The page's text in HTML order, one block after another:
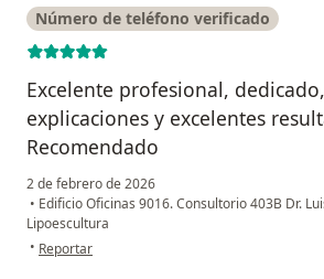
Número de teléfono verificado
Excelente profesional,
explicaciones y excelentes
Recomendado
2 de febrero de 2026
• Edificio Oficinas 9016. Consultorio 403B Dr.
Lipoescultura
• en opinión del usuario Carolina Rodríguez
Reportar